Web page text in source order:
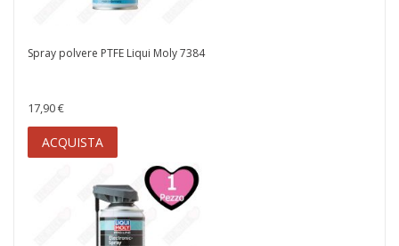
Spray polvere PTFE Liqui Moly 7384
17,90 €
ACQUISTA